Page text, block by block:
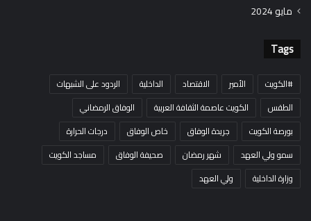
مايو 2024
Tags
#الكويت الأمير الاقتصاد الداخلية
الردود على الشبهات
الطقس
الكويت عاصمة الثقافة العربية
الوفاق الرمضاني
بورصة الكويت
جريدة الوفاق خاص الوفاق
درجات الحرارة
سمو ولي العهد
شهر رمضان صحيفة الوفاق
مساجد الكويت
وزارة الداخلية
ولي العهد